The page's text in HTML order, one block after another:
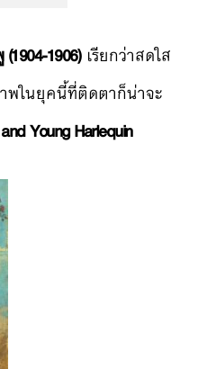
1906)เรียกว่าสดใส
ในยุคนี้ที่ติดตาก็น่าจะ
Young Harlequin